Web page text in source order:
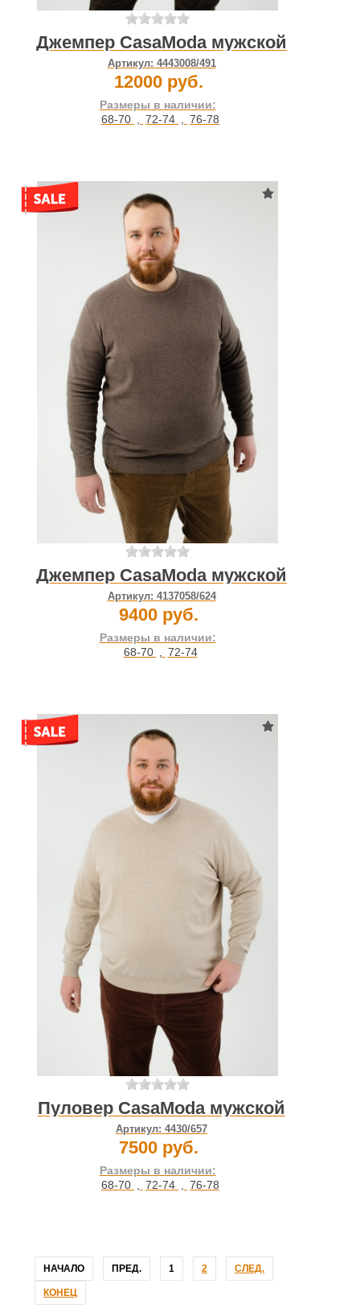
Джемпер CasaModa мужской
Артикул: 4443008/491
12000 руб.
Размеры в наличии:
68-70 , 72-74 , 76-78
Джемпер CasaModa мужской
Артикул: 4137058/624
9400 руб.
Размеры в наличии:
68-70 , 72-74
Пуловер CasaModa мужской
Артикул: 4430/657
7500 руб.
Размеры в наличии:
68-70 , 72-74 , 76-78
НАЧАЛО ПРЕД. 1 2 СЛЕД.
КОНЕЦ